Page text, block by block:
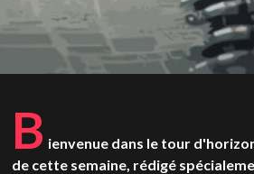
B ienvenue dans le tour
de cette semaine, rédigé